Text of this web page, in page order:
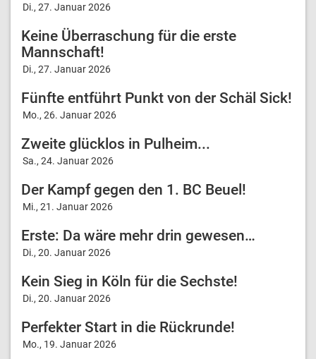
Di., 27. Januar 2026
Keine Überraschung für die erste
Mannschaft!
Di., 27. Januar 2026
Fünfte entführt Punkt von der Schäl Sick!
Mo., 26. Januar 2026
Zweite glücklos in Pulheim...
Sa., 24. Januar 2026
Der Kampf gegen den 1. BC Beuel!
Mi., 21. Januar 2026
Erste: Da wäre mehr drin gewesen…
Di., 20. Januar 2026
Kein Sieg in Köln für die Sechste!
Di., 20. Januar 2026
Perfekter Start in die Rückrunde!
Mo., 19. Januar 2026